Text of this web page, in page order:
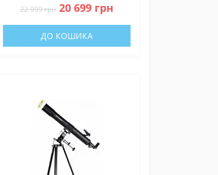
22 999 грн 20 699 грн
ДО КОШИКА